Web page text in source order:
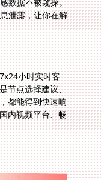
小时实时客
专业的技术团队。无论是节点选择建议、
还是突发网络问题排查，都能得到快速响
售后保障，让海外访问国内视频平台、畅